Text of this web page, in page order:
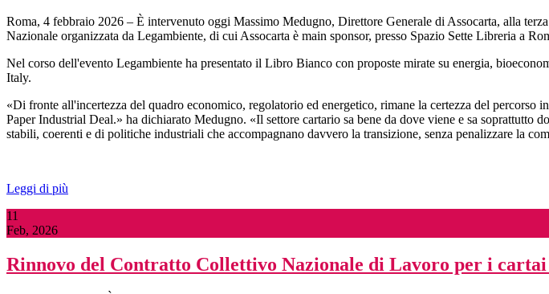
Roma, 4 febbraio 2026 – È intervenuto oggi Massimo Medugno, Direttore Generale di Assocarta, alla
Nazionale organizzata da Legambiente, di cui Assocarta è main sponsor, presso Spazio Sette Libreria a
Nel corso dell'evento Legambiente ha presentato il Libro Bianco con proposte mirate su energia,
Italy.
«Di fronte all'incertezza del quadro economico, regolatorio ed energetico, rimane la certezza del
Paper Industrial Deal.» ha dichiarato Medugno. «Il settore cartario sa bene da dove viene e sa
stabili, coerenti e di politiche industriali che accompagnano davvero la transizione, senza penalizzare la
Leggi di più
11
Feb, 2026
Rinnovo del Contratto Collettivo Nazionale di Lavoro per i